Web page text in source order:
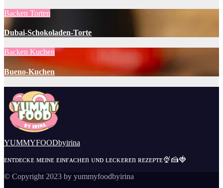
Backen Torten
Dubai-Schokoladen-Torte
Backen Kuchen
Bueno-Kuchen
YUMMYFOODbyirina
ᴇɴᴛᴅᴇᴄᴋᴇ ᴍᴇɪɴᴇ ᴇɪɴғᴀᴄʜᴇn ᴜɴᴅ ʟᴇᴄᴋᴇʀᴇn ʀᴇᴢᴇᴘᴛᴇ🍨🍰🍓
© Copyright 2023 by yummyfoodbyirina